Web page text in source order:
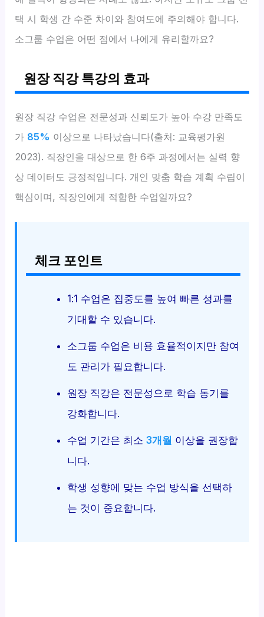
택 시 학생 간 수준 차이와 참여도에 주의해야 합니다.
소그룹 수업은 어떤 점에서 나에게 유리할까요?
원장 직강 특강의 효과
원장 직강 수업은 전문성과 신뢰도가 높아 수강 만족도
가 85% 이상으로 나타났습니다(출처: 교육평가원
2023). 직장인을 대상으로 한 6주 과정에서는 실력 향
상 데이터도 긍정적입니다. 개인 맞춤 학습 계획 수립이
핵심이며, 직장인에게 적합한 수업일까요?
체크 포인트
1:1 수업은 집중도를 높여 빠른 성과를
기대할 수 있습니다.
소그룹 수업은 비용 효율적이지만 참여
도 관리가 필요합니다.
원장 직강은 전문성으로 학습 동기를
강화합니다.
수업 기간은 최소 3개월 이상을 권장합
니다.
학생 성향에 맞는 수업 방식을 선택하
는 것이 중요합니다.